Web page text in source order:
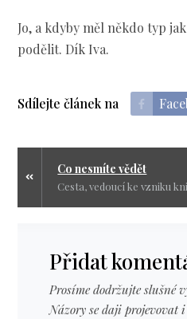
Jo, a kdyby měl někdo typ
podělit. Dík Iva.
Sdílejte článek na
Co nesmíte vědět
Přidat
Prosíme dodržujte slušné
Názory se daji projevovat